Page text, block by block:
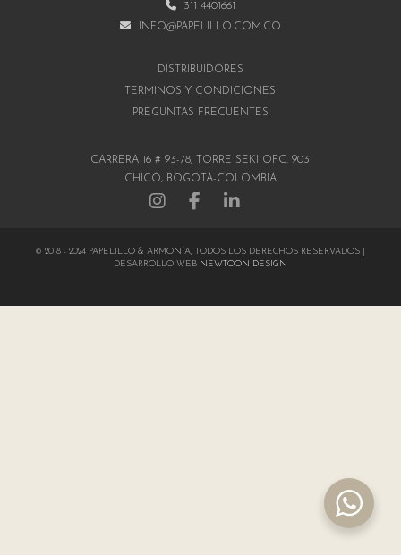
311 4401661
INFO@PAPELILLO.COM.CO
DISTRIBUIDORES
TÉRMINOS Y CONDICIONES
PREGUNTAS FRECUENTES
CARRERA 16 # 93-78, TORRE SEKI OFC. 903
CHICÓ, BOGOTÁ-COLOMBIA
© 2018 - 2024 PAPELILLO & ARMONÍA, TODOS LOS DERECHOS RESERVADOS |
DESARROLLO WEB NEWTOON DESIGN